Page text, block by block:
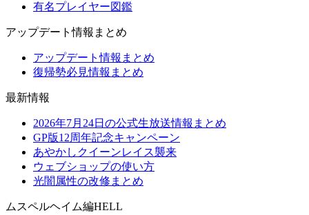
有名プレイヤー図鑑
アップデート情報まとめ
アップデート情報まとめ
復帰勢必見情報まとめ
最新情報
2026年7月24日の公式生放送情報まとめ
GP版12周年記念キャンペーン
あやかしクイーンレイス襲来
ウェブショップの使い方
光闇属性の改修まとめ
ムスペルヘイム編HELL